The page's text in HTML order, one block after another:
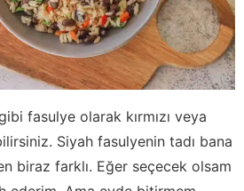
fasulye olarak kırmızı veya
Siyah fasulyenin tadı bana
biraz farklı. Eğer seçecek olsam